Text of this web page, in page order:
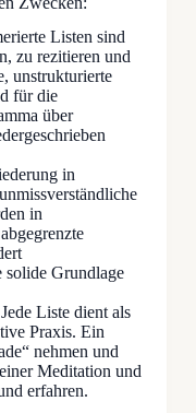
Listen sind
zu rezitieren und
unstrukturierte
für die
über
in
in
solide Grundlage
Jede Liste dient als
Praxis. Ein
nehmen und
Meditation und
erfahren.